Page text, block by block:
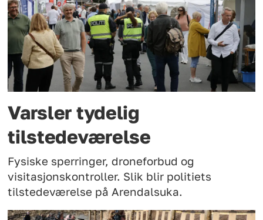
Varsler tydelig
tilstedeværelse
Fysiske sperringer, droneforbud og
visitasjonskontroller. Slik blir politiets
tilstedeværelse på Arendalsuka.